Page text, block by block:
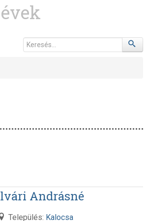
Andrásné
Település: Kalocsa